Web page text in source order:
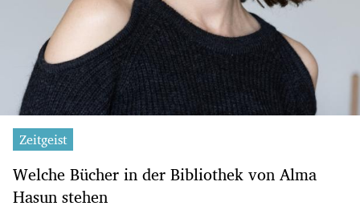
Zeitgeist
Welche Bücher in der Bibliothek von Alma
Hasun stehen